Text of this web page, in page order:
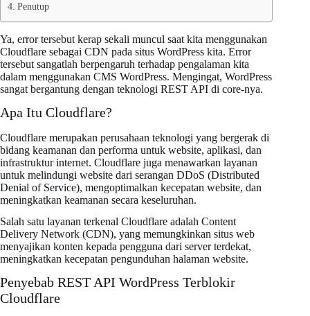
Penutup
Ya, error tersebut kerap sekali muncul saat kita menggunakan
Cloudflare sebagai CDN pada situs WordPress kita. Error
tersebut sangatlah berpengaruh terhadap pengalaman kita
dalam menggunakan CMS WordPress. Mengingat, WordPress
sangat bergantung dengan teknologi REST API di core-nya.
Apa Itu Cloudflare?
Cloudflare merupakan perusahaan teknologi yang bergerak di
bidang keamanan dan performa untuk website, aplikasi, dan
infrastruktur internet. Cloudflare juga menawarkan layanan
untuk melindungi website dari serangan DDoS (Distributed
Denial of Service), mengoptimalkan kecepatan website, dan
meningkatkan keamanan secara keseluruhan.
Salah satu layanan terkenal Cloudflare adalah Content
Delivery Network (CDN), yang memungkinkan situs web
menyajikan konten kepada pengguna dari server terdekat,
meningkatkan kecepatan pengunduhan halaman website.
Penyebab REST API WordPress Terblokir
Cloudflare